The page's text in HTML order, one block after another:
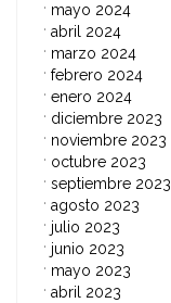
mayo 2024
abril 2024
marzo 2024
febrero 2024
enero 2024
diciembre 2023
noviembre 2023
octubre 2023
septiembre 2023
agosto 2023
julio 2023
junio 2023
mayo 2023
abril 2023